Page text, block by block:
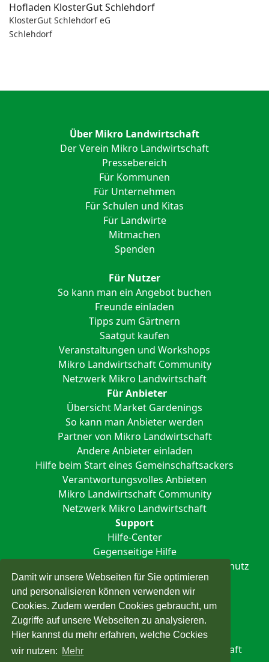
Damit wir unsere Webseiten für Sie optimieren
und personalisieren können verwenden wir
Cookies. Zudem werden Cookies gebraucht, um
Zugriffe auf unsere Webseiten zu analysieren.
Hier kannst du mehr erfahren, welche Cockies
wir nutzen: Mehr
Hofladen KlosterGut Schlehdorf
KlosterGut Schlehdorf eG
Schlehdorf
Über Mikro Landwirtschaft
Der Verein Mikro Landwirtschaft
Pressebereich
Für Kommunen
Für Unternehmen
Für Schulen und Kitas
Für Landwirte
Mitmachen
Spenden
Für Nutzer
So kann man ein Angebot buchen
Freunde einladen
Tipps zum Gärtnern
Saatgut kaufen
Veranstaltungen und Workshops
Mikro Landwirtschaft Community
Netzwerk Mikro Landwirtschaft
Für Anbieter
Übersicht Market Gardenings
So kann man Anbieter werden
Partner von Mikro Landwirtschaft
Andere Anbieter einladen
Hilfe beim Start eines Gemeinschaftsackers
Verantwortungsvolles Anbieten
Mikro Landwirtschaft Community
Netzwerk Mikro Landwirtschaft
Support
Hilfe-Center
Gegenseitige Hilfe
Datenschutz
Alle Rechte vorbehalten © Mikro Landwirtschaft